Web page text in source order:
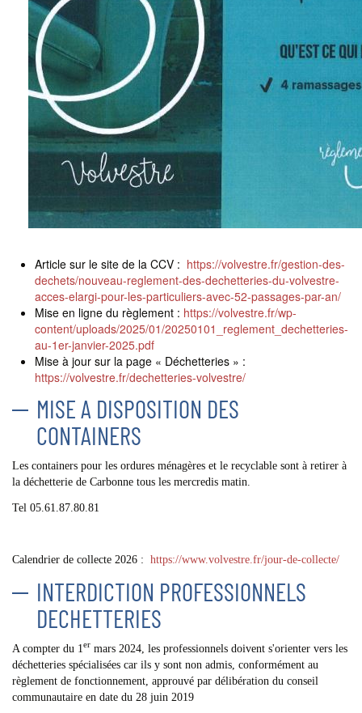
Article sur le site de la CCV : https://volvestre.fr/gestion-des-
dechets/nouveau-reglement-des-dechetteries-du-volvestre-
acces-elargi-pour-les-particuliers-avec-52-passages-par-an/
Mise en ligne du règlement : https://volvestre.fr/wp-
content/uploads/2025/01/20250101_reglement_dechetteries-
au-1er-janvier-2025.pdf
Mise à jour sur la page « Déchetteries » :
https://volvestre.fr/dechetteries-volvestre/
MISE A DISPOSITION DES
CONTAINERS
Les containers pour les ordures ménagères et le recyclable sont à retirer à
la déchetterie de Carbonne tous les mercredis matin.
Tel 05.61.87.80.81
Calendrier de collecte 2026 : https://www.volvestre.fr/jour-de-collecte/
INTERDICTION PROFESSIONNELS
DECHETTERIES
A compter du 1er mars 2024, les professionnels doivent s'orienter vers les
déchetteries spécialisées car ils y sont non admis, conformément au
règlement de fonctionnement, approuvé par délibération du conseil
communautaire en date du 28 juin 2019